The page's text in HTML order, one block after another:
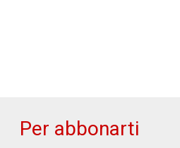
Per abbonarti